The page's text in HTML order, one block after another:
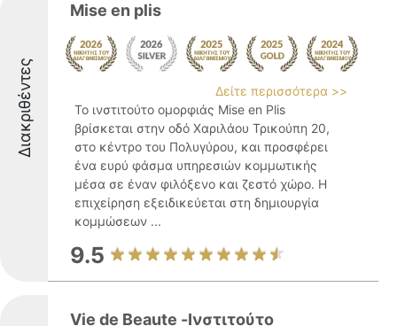
Διακριθέντες
Mise en plis
Δείτε περισσότερα >>
Το ινστιτούτο ομορφιάς Mise en Plis
βρίσκεται στην οδό Χαριλάου Τρικούπη 20,
στο κέντρο του Πολυγύρου, και προσφέρει
ένα ευρύ φάσμα υπηρεσιών κομμωτικής
μέσα σε έναν φιλόξενο και ζεστό χώρο. Η
επιχείρηση εξειδικεύεται στη δημιουργία
κομμώσεων ...
9.5
Vie de Beaute -Ινστιτούτο